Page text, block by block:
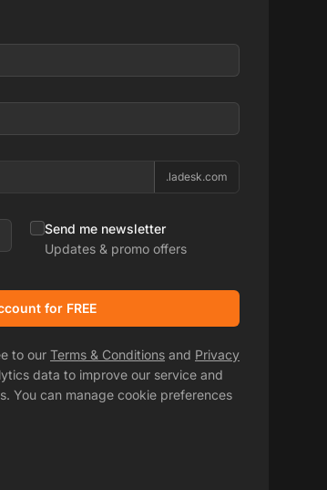
.ladesk.com
Send me newsletter
Updates & promo offers
for FREE
to our Terms & Conditions and Privacy
data to improve our service and
You can manage cookie preferences